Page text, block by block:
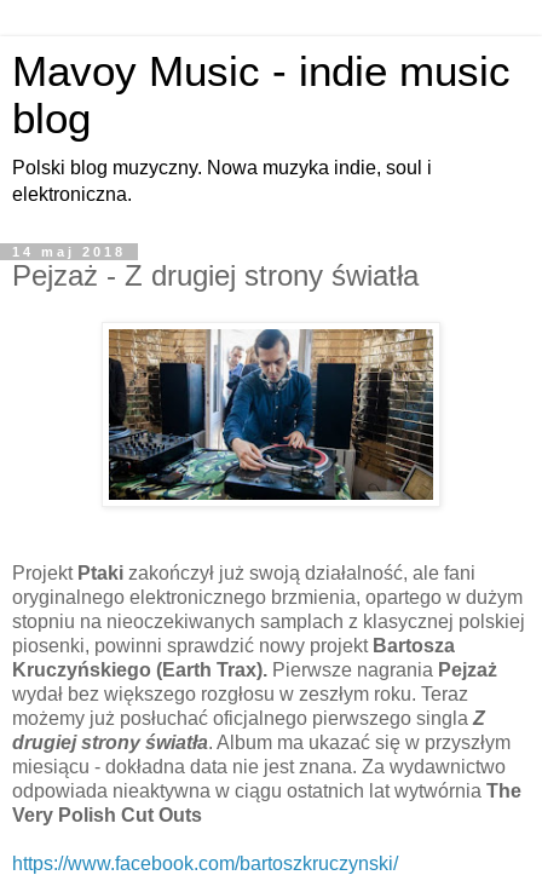
Mavoy Music - indie music
blog
Polski blog muzyczny. Nowa muzyka indie, soul i
elektroniczna.
14 maj 2018
Pejzaż - Z drugiej strony światła
Projekt Ptaki zakończył już swoją działalność, ale fani
oryginalnego elektronicznego brzmienia, opartego w dużym
stopniu na nieoczekiwanych samplach z klasycznej polskiej
piosenki, powinni sprawdzić nowy projekt Bartosza
Kruczyńskiego (Earth Trax). Pierwsze nagrania Pejzaż
wydał bez większego rozgłosu w zeszłym roku. Teraz
możemy już posłuchać oficjalnego pierwszego singla Z
drugiej strony światła. Album ma ukazać się w przyszłym
miesiącu - dokładna data nie jest znana. Za wydawnictwo
odpowiada nieaktywna w ciągu ostatnich lat wytwórnia The
Very Polish Cut Outs
https://www.facebook.com/bartoszkruczynski/